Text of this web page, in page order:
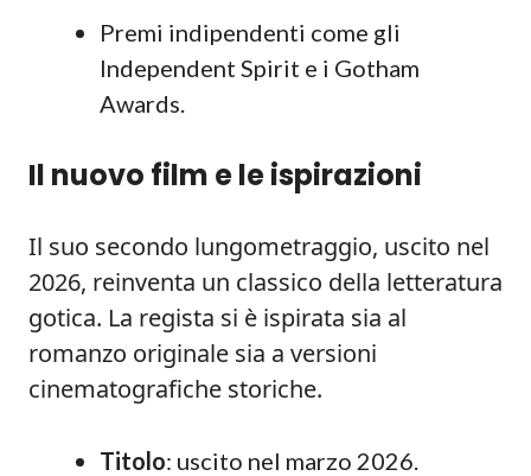
Premi indipendenti come gli
Independent Spirit e i Gotham
Awards.
Il nuovo film e le ispirazioni
Il suo secondo lungometraggio, uscito nel
2026, reinventa un classico della letteratura
gotica. La regista si è ispirata sia al
romanzo originale sia a versioni
cinematografiche storiche.
Titolo: uscito nel marzo 2026.